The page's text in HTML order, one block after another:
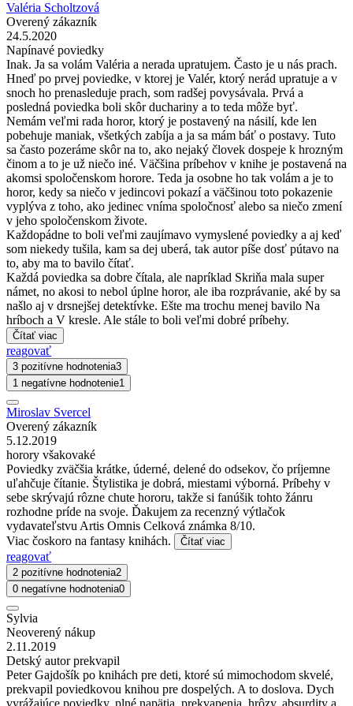
Valéria Scholtzová
Overený zákazník
24.5.2020
Napínavé poviedky
Inak. Ja sa volám Valéria a nerada upratujem. Často je u nás prach.
Hneď po prvej poviedke, v ktorej je Valér, ktorý nerád upratuje a v
snoch ho prenasleduje prach, som radšej povysávala. Prvá a
posledná poviedka boli skôr duchariny a to teda môže byť.
Nemám veľmi rada horor, ktorý je postavený na násilí, kde len
pobehuje maniak, všetkých zabíja a ja sa mám báť o postavy. Tuto
sa často pozeráme skôr na to, ako nejaký človek dospeje k hrozným
činom a to je už niečo iné. Väčšina príbehov v knihe je postavená na
akomsi spoločenskom horore. Teda ja osobne ho tak volám a je to
horor, kedy sa niečo v jedincovi pokazí a väčšinou toto pokazenie
vyplýva z toho, ako jedinec vníma spoločnosť alebo sa niečo zmení
v jeho spoločenskom živote.
Každopádne to boli veľmi zaujímavo vymyslené poviedky a aj keď
som niekedy tušila, kam sa dej uberá, tak autor píše dosť pútavo na
to, aby ma to bavilo čítať.
Každá poviedka sa dobre čítala, ale napríklad Skriňa mala super
námet, no akosi to nebol úplne horor, ale iba rozprávanie, aké by sa
našlo aj v drsnejšej detektívke. Ešte ma trochu menej bavilo Na
hríboch a V kresle. Ale stále to boli veľmi dobré príbehy.
Čítať viac
reagovať
3 pozitívne hodnotenia3
1 negatívne hodnotenie1
Miroslav Svercel
Overený zákazník
5.12.2019
horory všakovaké
Poviedky zväčšia krátke, úderné, delené do odsekov, čo príjemne
uľahčuje čítanie. Štylistika je dobrá, miestami výborná. Príbehy v
sebe skrývajú rôzne chute hororu, takže si fanúšik tohto žánru
rozhodne príde na svoje. Ďakujem za recenzný výtlačok
vydavateľstvu Artis Omnis Celková známka 8/10.
Viac čoskoro na fantasy knihách.
Čítať viac
reagovať
2 pozitívne hodnotenia2
0 negatívne hodnotenia0
Sylvia
Neoverený nákup
2.11.2019
Detský autor prekvapil
Peter Gajdošík po knihách pre deti, ktoré sú mimochodom skvelé,
prekvapil poviedkovou knihou pre dospelých. A to doslova. Dych
vyrážajúce poviedky, plné napätia, prekvapenia, hrôzy, absurdity a